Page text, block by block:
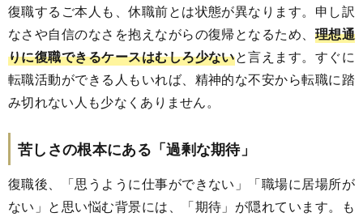
復職するご本人も、休職前とは状態が異なります。申し訳
なさや自信のなさを抱えながらの復帰となるため、 理想通
りに復職できるケースはむしろ少ないと言えます。すぐに
転職活動ができる人もいれば、精神的な不安から転職に踏
み切れない人も少なくありません。
苦しさの根本にある「過剰な期待」
復職後、「思うように仕事ができない」「職場に居場所が
ない」と思い悩む背景には、「期待」が隠れています。も